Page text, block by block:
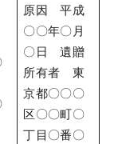
原因 平成
〇〇年〇月
〇日 遺贈
所有者 東
京都〇〇〇
区〇〇町〇
丁目〇番〇